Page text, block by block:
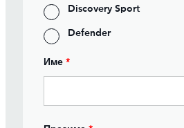
Discovery Sport
Defender
Име *